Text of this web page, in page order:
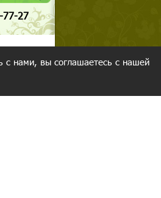
27
с нами, вы соглашаетесь с нашей